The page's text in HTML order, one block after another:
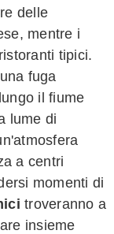
delle
mentre i
tipici.
fuga
il fiume
lume di
a centri
momenti di
troveranno a
insieme